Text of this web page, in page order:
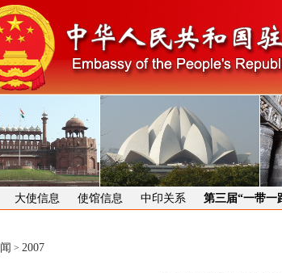
大使信息 使馆信息 中印关系 第三届“一带一
> 2007